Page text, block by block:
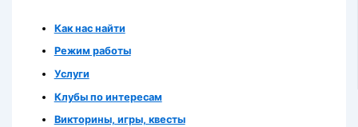
Как нас найти
Режим работы
Услуги
Клубы по интересам
Викторины, игры, квесты